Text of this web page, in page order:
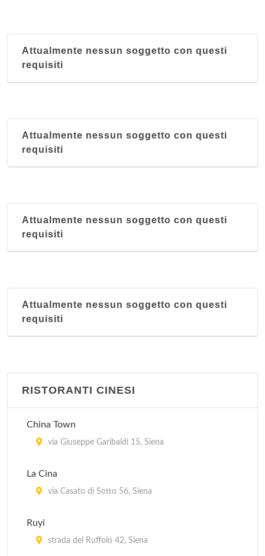
Attualmente nessun soggetto con questi
requisiti
Attualmente nessun soggetto con questi
requisiti
Attualmente nessun soggetto con questi
requisiti
Attualmente nessun soggetto con questi
requisiti
RISTORANTI CINESI
China Town
via Giuseppe Garibaldi 15, Siena
La Cina
via Casato di Sotto 56, Siena
Ruyi
strada del Ruffolo 42, Siena